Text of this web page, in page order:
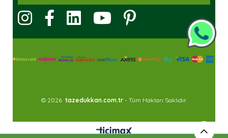
© 2026 tazedukkan.com.tr - Tüm Hakları Saklıdır.